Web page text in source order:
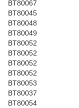
BT80067
BT80045
BT80048
BT80049
BT80052
BT80052
BT80052
BT80052
BT80053
BT80037
BT80054